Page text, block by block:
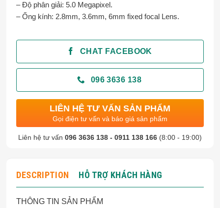
– Độ phân giải: 5.0 Megapixel.
– Ống kính: 2.8mm, 3.6mm, 6mm fixed focal Lens.
CHAT FACEBOOK
096 3636 138
Liên hệ tư vấn 096 3636 138 - 0911 138 166 (8:00 - 19:00)
LIÊN HỆ TƯ VẤN SẢN PHẨM
Gọi điện tư vấn và báo giá sản phẩm
DESCRIPTION HỖ TRỢ KHÁCH HÀNG
THÔNG TIN SẢN PHẨM